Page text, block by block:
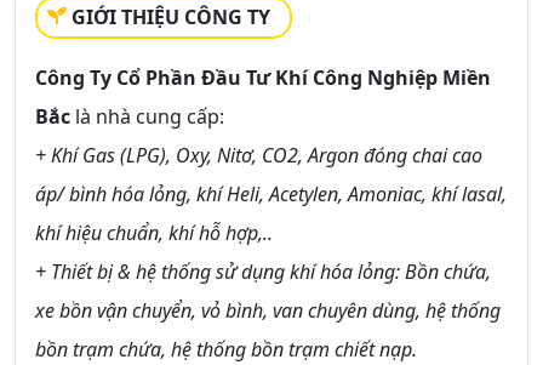
GIỚI THIỆU CÔNG TY
Công Ty Cổ Phần Đầu Tư Khí Công Nghiệp Miền
Bắc là nhà cung cấp:
+ Khí Gas (LPG), Oxy, Nitơ, CO2, Argon đóng chai cao
áp/ bình hóa lỏng, khí Heli, Acetylen, Amoniac, khí lasal,
khí hiệu chuẩn, khí hỗ hợp,..
+ Thiết bị & hệ thống sử dụng khí hóa lỏng: Bồn chứa,
xe bồn vận chuyển, vỏ bình, van chuyên dùng, hệ thống
bồn trạm chứa, hệ thống bồn trạm chiết nạp.